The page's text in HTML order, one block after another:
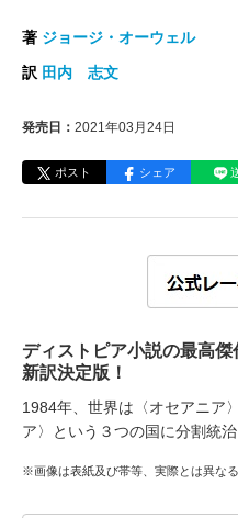
著 ジョージ・オーウェル
訳 田内 志文
発売日： 2021年03月24日
ポスト シェア
ディストピア小説の最高
新訳決定版！
1984年、世界は〈オセアニア
ア〉という３つの国に分割統治
※画像は表紙及び帯等、実際とは異なる